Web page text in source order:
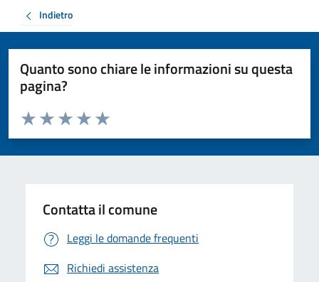
Indietro
Quanto sono chiare le informazioni su questa
pagina?
Valuta da 1 a 5 stelle la pagina
Valuta 5 stelle su 5
Valuta 4 stelle su 5
Valuta 3 stelle su 5
Valuta 2 stelle su 5
Valuta 1 stelle su 5
Contatta il comune
Leggi le domande frequenti
Richiedi assistenza